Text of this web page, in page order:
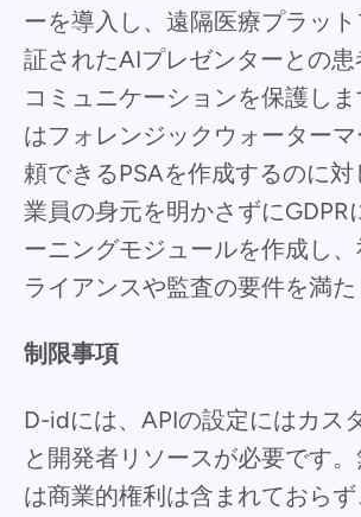
ーを導入し、遠隔医療プラッ
証されたAIプレゼンターとの
コミュニケーションを保護し
はフォレンジックウォーター
頼できるPSAを作成するのに
業員の身元を明かさずにGDPR
ーニングモジュールを作成し
ライアンスや監査の要件を満た
制限事項
D-idには、APIの設定にはカス
と開発者リソースが必要です
は商業的権利は含まれておら